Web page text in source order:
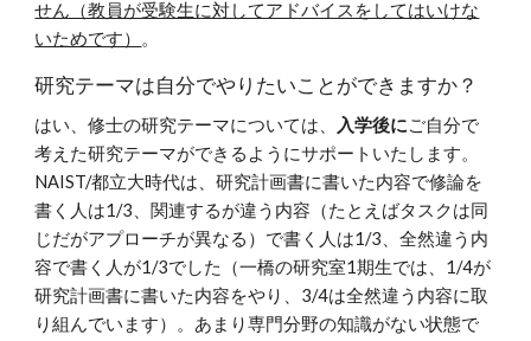
せん（教員が受験生に対してアドバイスをしてはいけな
いためです） 。
研究テーマは自分でやりたいことができますか？
はい、修士の研究テーマについては、 入学後にご自分で
考えた研究テーマができるようにサポートいたします。
NAIST/都立大時代は、研究計画書に書いた内容で修論を
書く人は1/3、関連するが違う内容（たとえばタスクは同
じだがアプローチが異なる）で書く人は1/3、全然違う内
容で書く人が1/3でした（一橋の研究室1期生では、1/4が
研究計画書に書いた内容をやり、3/4は全然違う内容に取
り組んでいます）。あまり専門分野の知識がない状態で